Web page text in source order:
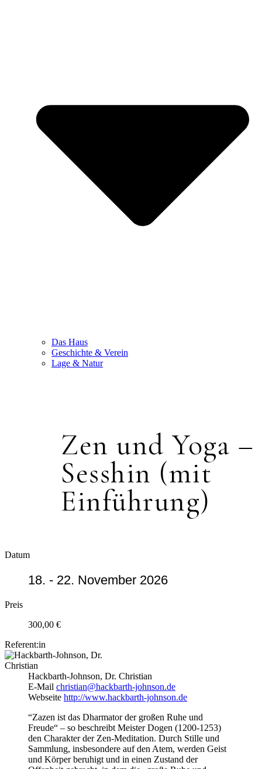
Das Haus
Geschichte & Verein
Lage & Natur
Zen und Yoga –
Sesshin (mit
Einführung)
Datum
18. - 22. November 2026
Preis
300,00 €
Referent:in
Hackbarth-Johnson, Dr. Christian
E-Mail christian@hackbarth-johnson.de
Webseite http://www.hackbarth-johnson.de
“Zazen ist das Dharmator der großen Ruhe und
Freude“ – so beschreibt Meister Dogen (1200-1253)
den Charakter der Zen-Meditation. Durch Stille und
Sammlung, insbesondere auf den Atem, werden Geist
und Körper beruhigt und in einen Zustand der